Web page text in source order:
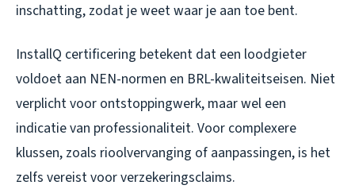
inschatting, zodat je weet waar je aan toe bent.
InstallQ certificering betekent dat een loodgieter
voldoet aan NEN-normen en BRL-kwaliteitseisen. Niet
verplicht voor ontstoppingwerk, maar wel een
indicatie van professionaliteit. Voor complexere
klussen, zoals rioolvervanging of aanpassingen, is het
zelfs vereist voor verzekeringsclaims.